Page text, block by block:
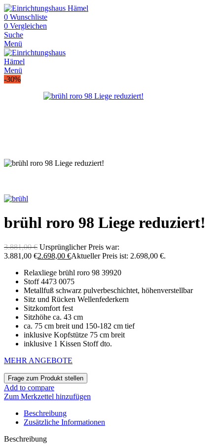
0 Wunschliste
0 Vergleichen
Suche
Menü
Menü
-30%
brühl roro 98 Liege reduziert!
3.881,00€ Ursprünglicher Preis war:
3.881,00 €2.698,00 €Aktueller Preis ist: 2.698,00 €.
Relaxliege brühl roro 98 39920
Stoff 4473 0075
Metallfuß schwarz pulverbeschichtet, höhenverstellbar
Sitz und Rücken Wellenfederkern
Sitzkomfort fest
Sitzhöhe ca. 43 cm
ca. 75 cm breit und 150-182 cm tief
inklusive Kopfstütze 75 cm breit
inklusive 1 Kissen Stoff dto.
MEHR ANGEBOTE
Add to compare
Zum Merkzettel hinzufügen
Beschreibung
Zusätzliche Informationen
Beschreibung